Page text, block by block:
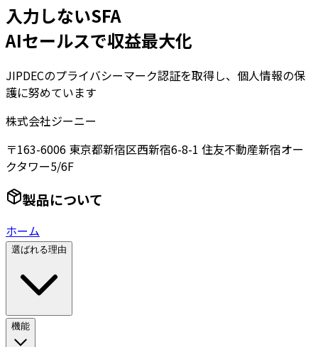
入力しないSFA
AIセールスで収益最大化
JIPDECのプライバシーマーク認証を取得し、個人情報の保
護に努めています
株式会社ジーニー
〒163-6006 東京都新宿区西新宿6-8-1 住友不動産新宿オー
クタワー5/6F
製品について
ホーム
選ばれる理由
機能